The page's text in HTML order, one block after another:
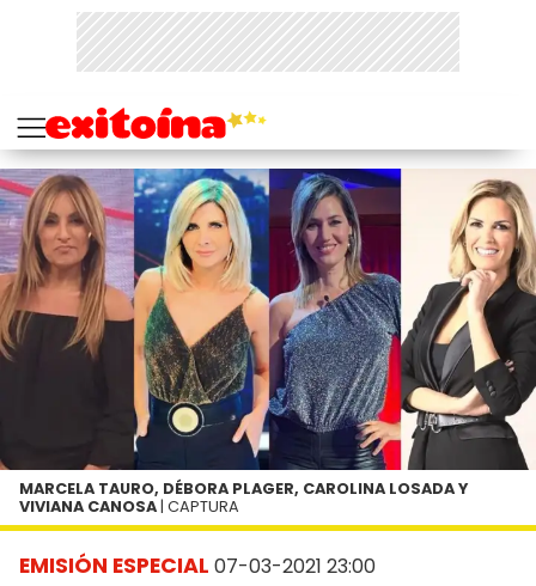
EMISIÓN ESPECIAL 07-03-2021 23:00
MARCELA TAURO, DÉBORA PLAGER, CAROLINA LOSADA Y
VIVIANA CANOSA | CAPTURA